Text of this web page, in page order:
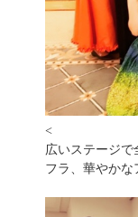
<
広いステージで
フラ、華やかな